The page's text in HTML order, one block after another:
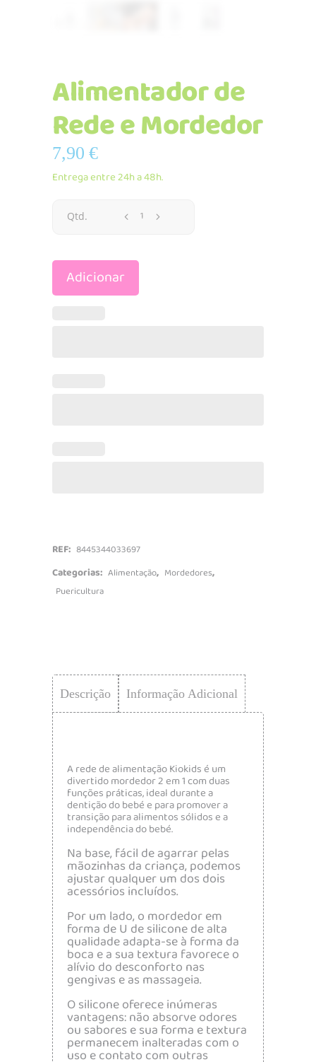
Alimentador de
Rede e Mordedor
7,90€
Entrega entre 24h a 48h.
Alimentador
Rede
Qtd.
Adicionar
REF: 8445344033697
Categorias: Alimentação, Mordedores,
Puericultura
Descrição Informação Adicional
A rede de alimentação Kiokids é um
divertido mordedor 2 em 1 com duas
funções práticas, ideal durante a
dentição do bebé e para promover a
transição para alimentos sólidos e a
independência do bebé.
Na base, fácil de agarrar pelas
mãozinhas da criança, podemos
ajustar qualquer um dos dois
acessórios incluídos.
Por um lado, o mordedor em
forma de U de silicone de alta
qualidade adapta-se à forma da
boca e a sua textura favorece o
alívio do desconforto nas
gengivas e as massageia.
O silicone oferece inúmeras
vantagens: não absorve odores
ou sabores e sua forma e textura
permanecem inalteradas com o
uso e contato com outras